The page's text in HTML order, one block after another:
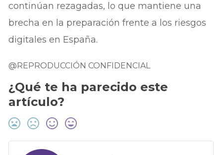
continúan rezagadas, lo que mantiene una
brecha en la preparación frente a los riesgos
digitales en España.
@REPRODUCCIÓN CONFIDENCIAL
¿Qué te ha parecido este
artículo?